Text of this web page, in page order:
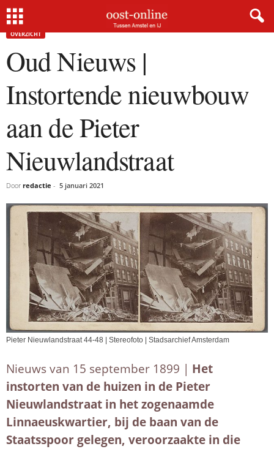
Home Oud Nieuws | Instortende nieuwbouw aan de Pieter Nieuwlandstraat
OVERZICHT
Oud Nieuws |
Instortende nieuwbouw
aan de Pieter
Nieuwlandstraat
Door redactie - 5 januari 2021
Pieter Nieuwlandstraat 44-48 | Stereofoto | Stadsarchief Amsterdam
Nieuws van 15 september 1899 | Het
instorten van de huizen in de Pieter
Nieuwlandstraat in het zogenaamde
Linnaeuskwartier, bij de baan van de
Staatsspoor gelegen, veroorzaakte in die